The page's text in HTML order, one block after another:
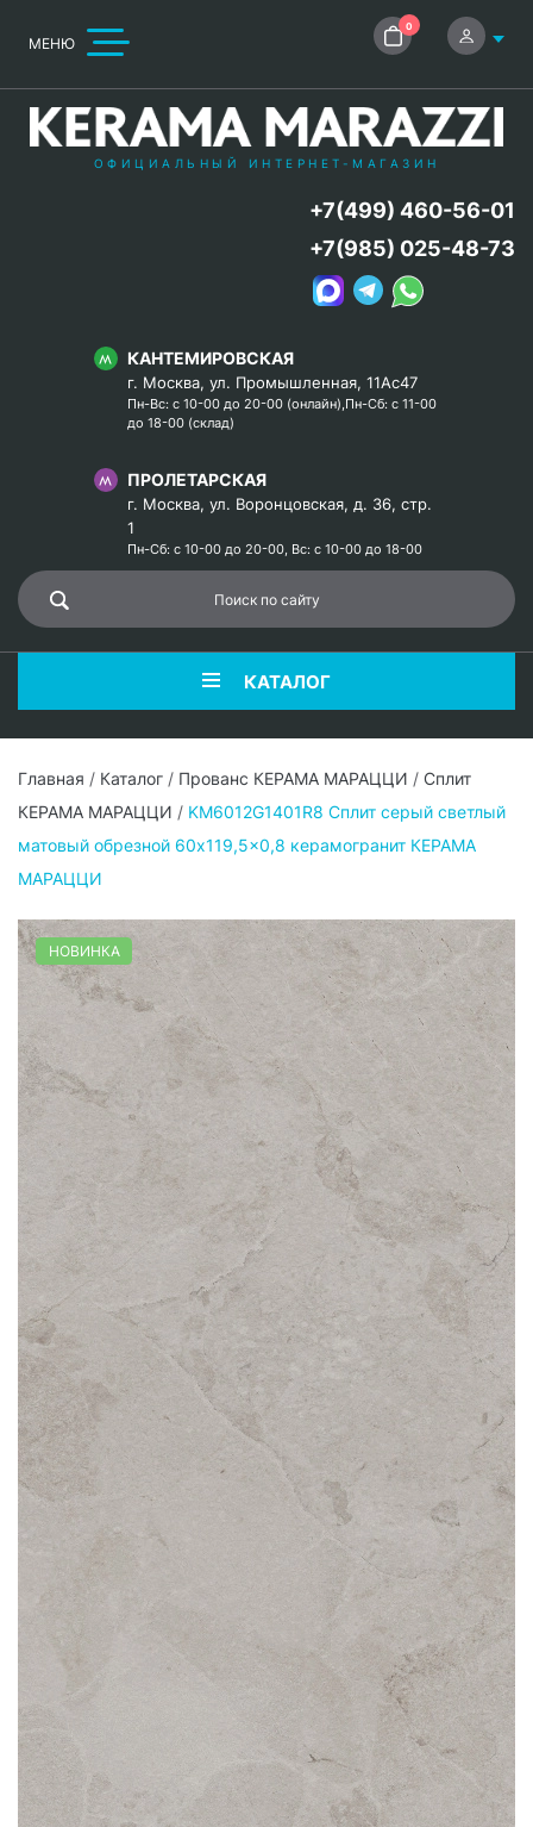
МЕНЮ
0
ОФИЦИАЛЬНЫЙ ИНТЕРНЕТ-МАГАЗИН
КАНТЕМИРОВСКАЯ
г. Москва, ул. Промышленная, 11Ас47
Пн-Вс: с 10-00 до 20-00 (онлайн),Пн-Сб: с 11-00
до 18-00 (склад)
ПРОЛЕТАРСКАЯ
г. Москва, ул. Воронцовская, д. 36, стр.
1
Пн-Сб: с 10-00 до 20-00, Вс: с 10-00 до 18-00
+7(499) 460-56-01
+7(985) 025-48-73
КАТАЛОГ
Главная / Каталог / Прованс КЕРАМА МАРАЦЦИ / Сплит
КЕРАМА МАРАЦЦИ / KM6012G1401R8 Сплит серый светлый
матовый обрезной 60x119,5x0,8 керамогранит КЕРАМА
МАРАЦЦИ
НОВИНКА